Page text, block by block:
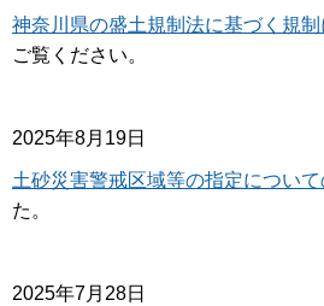
神奈川県の盛土規制法に基づく規制
ご覧ください。
2025年8月19日
土砂災害警戒区域等の指定につい
た。
2025年7月28日